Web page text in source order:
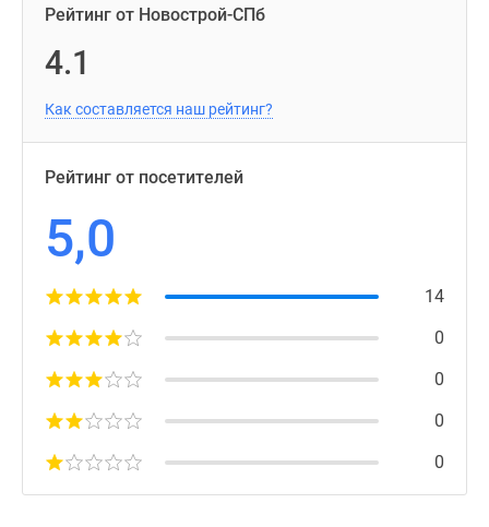
Рейтинг от Новострой-СПб
4.1
Как составляется наш рейтинг?
Рейтинг от посетителей
5,0
14
0
0
0
0